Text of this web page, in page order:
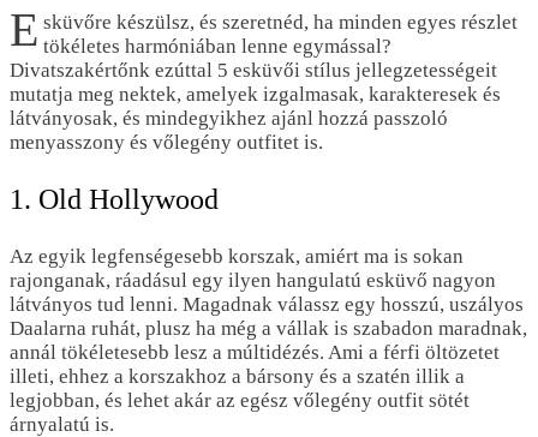
E sküvőre készülsz, és szeretnéd, ha minden egyes részlet
tökéletes harmóniában lenne egymással?
Divatszakértőnk ezúttal 5 esküvői stílus jellegzetességeit
mutatja meg nektek, amelyek izgalmasak, karakteresek és
látványosak, és mindegyikhez ajánl hozzá passzoló
menyasszony és vőlegény outfitet is.
1. Old Hollywood
Az egyik legfenségesebb korszak, amiért ma is sokan
rajonganak, ráadásul egy ilyen hangulatú esküvő nagyon
látványos tud lenni. Magadnak válassz egy hosszú, uszályos
Daalarna ruhát, plusz ha még a vállak is szabadon maradnak,
annál tökéletesebb lesz a múltidézés. Ami a férfi öltözetet
illeti, ehhez a korszakhoz a bársony és a szatén illik a
legjobban, és lehet akár az egész vőlegény outfit sötét
árnyalatú is.